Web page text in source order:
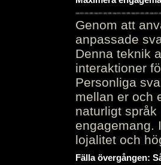
Genom att
anpassade
Denna teknik
interaktioner
Personliga
mellan er och
naturligt
engagemang.
lojalitet och
Fälla övergången: